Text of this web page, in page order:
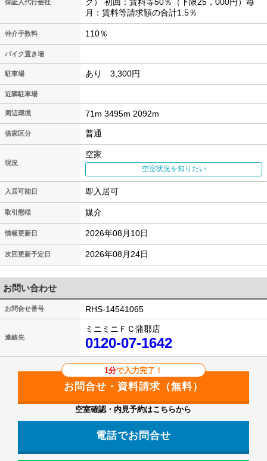
保証人代行会社
ク） 初回：賃料等50％（下限25，000円）毎
月：賃料等請求額の合計1.5％
仲介手数料 110％
バイク置き場
駐車場 あり 3,300円
近隣駐車場
周辺環境 71m 3495m 2092m
借家区分 普通
現況
空家
空室状況を知りたい
入居可能日 即入居可
取引態様 媒介
情報更新日 2026年08月10日
次回更新予定日 2026年08月24日
お問い合わせ
お問合せ番号 RHS-14541065
連絡先
ミニミニＦＣ蒲郡店
0120-07-1642
1分で入力完了！
空室確認・内見予約はこちらから
電話でお問合せ